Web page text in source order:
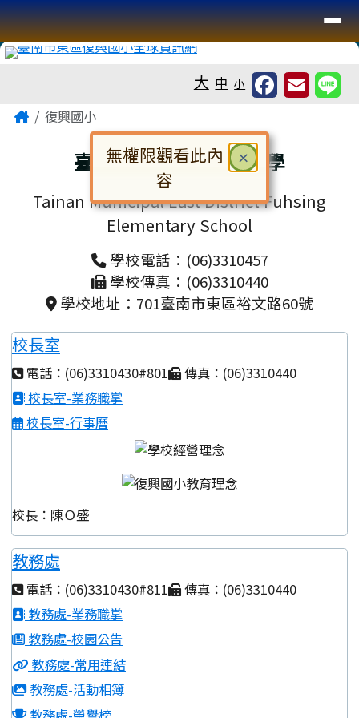
跳至主內容區
臺南市復興國小全球資訊網
導覽列
大 中 小
主內容區域
Home復興國小
臺南市東區復興國民小學
Tainan Municipal East District Fuhsing
Elementary School
學校電話：(06)3310457
學校傳真：(06)3310440
學校地址：701臺南市東區裕文路60號
校長室
電話：(06)3310430#801
傳真：(06)3310440
校長室-業務職掌
校長室-行事曆
校長：陳Ｏ盛
教務處
電話：(06)3310430#811
傳真：(06)3310440
教務處-業務職掌
教務處-校園公告
教務處-常用連結
教務處-活動相簿
頁尾區域
× 關閉
無權限觀看此內
容
對話框已開啟。請使用 Tab 鍵在